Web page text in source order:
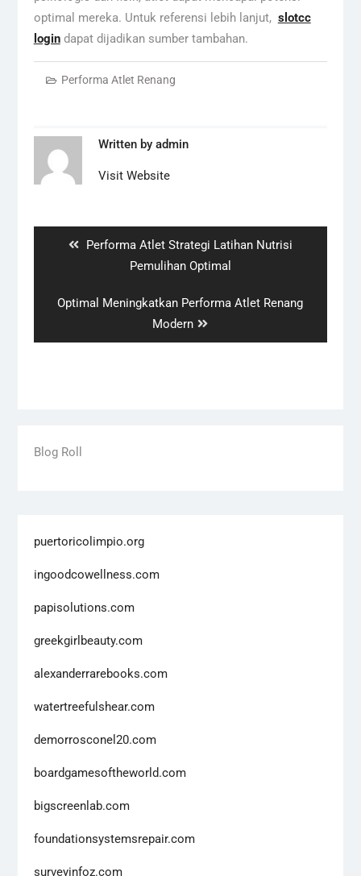
optimal mereka. Untuk referensi lebih lanjut, slotcc
logindapat dijadikan sumber tambahan.
Performa Atlet Renang
Written by admin
Visit Website
Previous
Performa Atlet Strategi Latihan Nutrisi
Pemulihan Optimal
Next
Optimal Meningkatkan Performa Atlet Renang
Modern
Blog Roll
puertoricolimpio.org
ingoodcowellness.com
papisolutions.com
greekgirlbeauty.com
alexanderrarebooks.com
watertreefulshear.com
demorrosconel20.com
boardgamesoftheworld.com
bigscreenlab.com
foundationsystemsrepair.com
surveyinfoz.com